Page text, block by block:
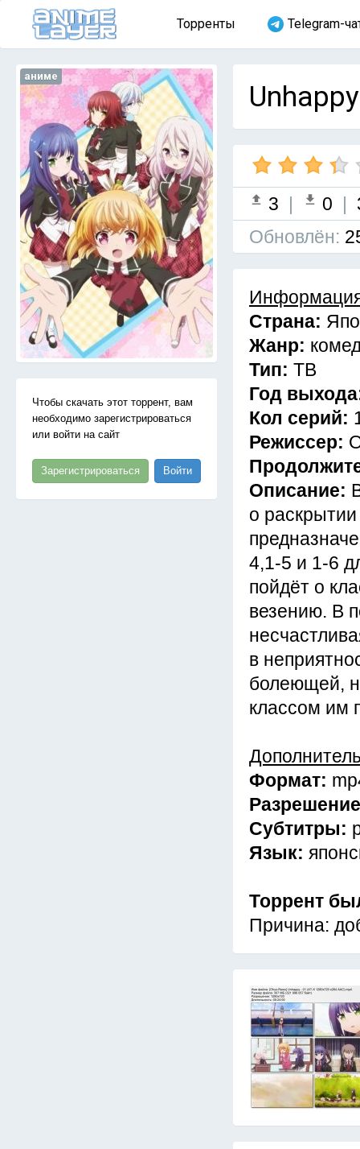
Торренты Telegram-
аниме
Чтобы скачать этот торрент, вам
необходимо зарегистрироваться
или войти на сайт
Зарегистрироваться Войти
3 | 0 |
Обновлён:
Страна:
Жанр:
Тип: ТВ
Год
Кол серий:
Режиссер:
Описание:
о
4,1-5 и 1-6
пойдёт о
везению. В
в
болеющей,
классом им
Формат:
Субтитры:
Язык:
Торрент
Причина: